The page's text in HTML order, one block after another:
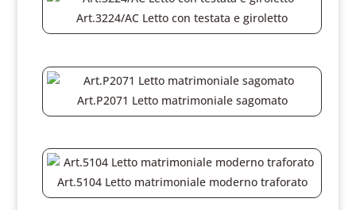
Art.3224/AC Letto con testata e giroletto
Art.P2071 Letto matrimoniale sagomato
Art.5104 Letto matrimoniale moderno traforato